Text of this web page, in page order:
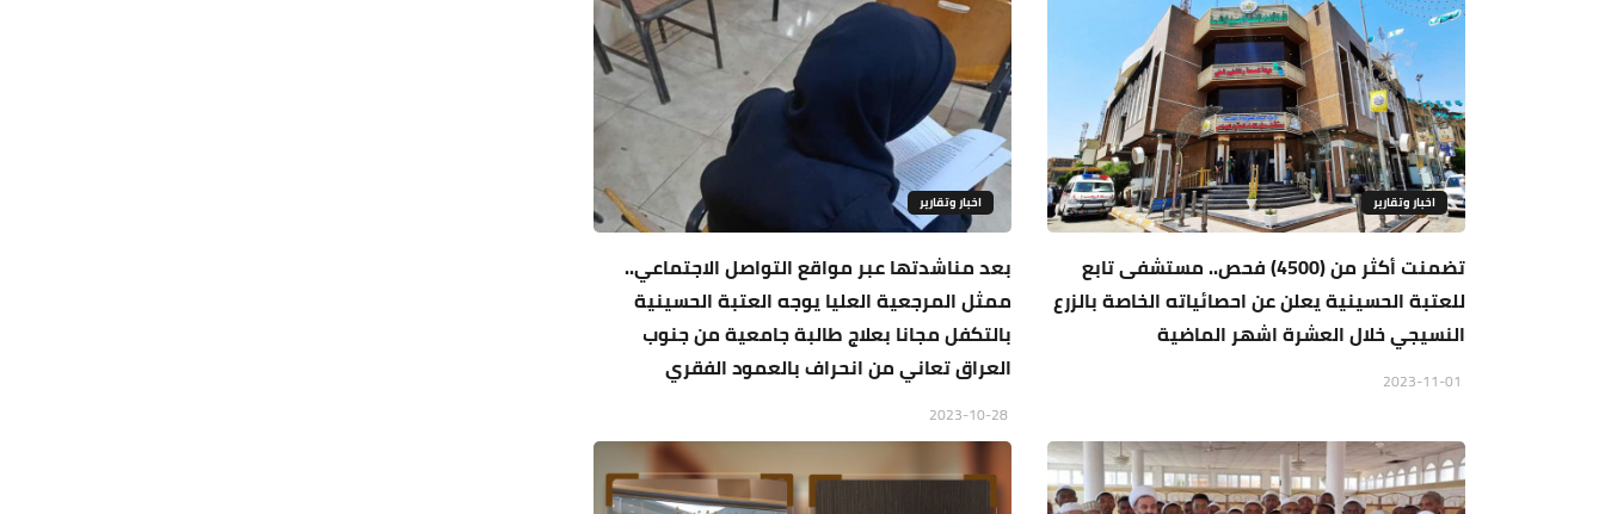
اخبار وتقارير
تضمنت أكثر من (4500) فحص.. مستشفى تابع
للعتبة الحسينية يعلن عن احصائياته الخاصة بالزرع
النسيجي خلال العشرة اشهر الماضية
اخبار وتقارير
بعد مناشدتها عبر مواقع التواصل الاجتماعي..
ممثل المرجعية العليا يوجه العتبة الحسينية
بالتكفل مجانا بعلاج طالبة جامعية من جنوب
العراق تعاني من انحراف بالعمود الفقري